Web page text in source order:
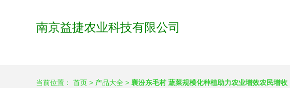
南京益捷农业科技有限公司
当前位置： 首页 > 产品大全 > 襄汾东毛村 蔬菜规模化种植助力农业增效农民增收